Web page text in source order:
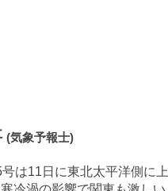
(気象予報士)
は11日に東北太平洋側に上